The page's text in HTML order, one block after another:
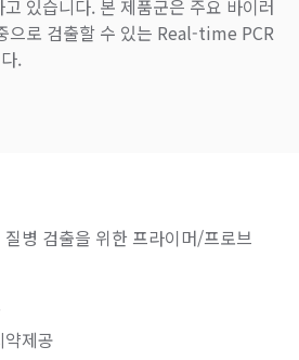
있습니다. 본 제품군은 주요 바이러
으로 검출할 수 있는 Real-time PCR
.
병 검출을 위한 프라이머/프로브
제공